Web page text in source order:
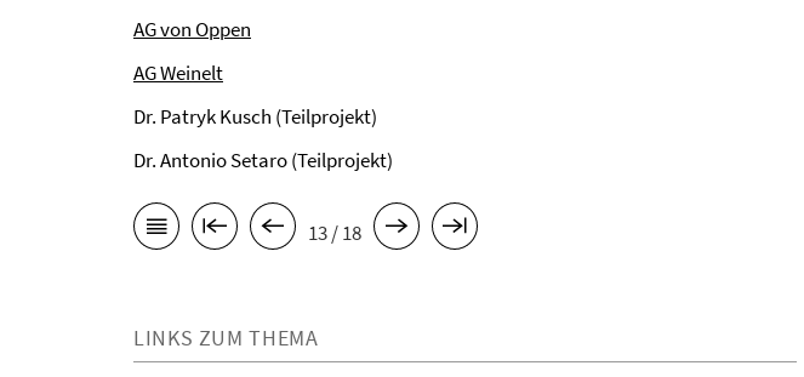
AG von Oppen
AG Weinelt
Dr. Patryk Kusch (Teilprojekt)
Dr. Antonio Setaro (Teilprojekt)
13 / 18
LINKS ZUM THEMA